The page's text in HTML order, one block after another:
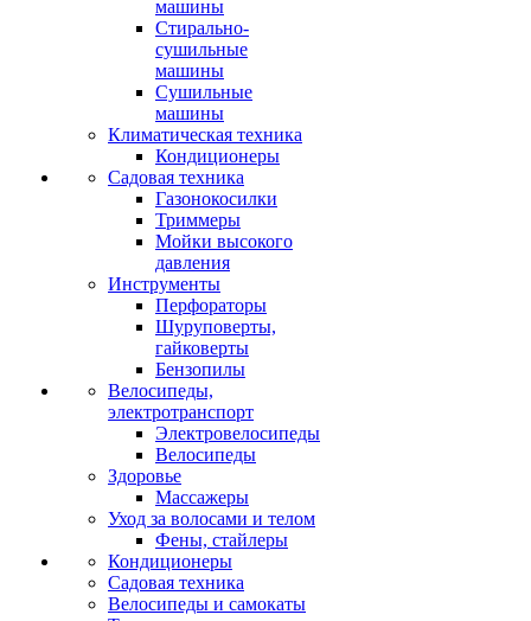
машины
Стирально-
сушильные
машины
Сушильные
машины
Климатическая техника
Кондиционеры
Садовая техника
Газонокосилки
Триммеры
Мойки высокого
давления
Инструменты
Перфораторы
Шуруповерты,
гайковерты
Бензопилы
Велосипеды,
электротранспорт
Электровелосипеды
Велосипеды
Здоровье
Массажеры
Уход за волосами и телом
Фены, стайлеры
Кондиционеры
Садовая техника
Велосипеды и самокаты